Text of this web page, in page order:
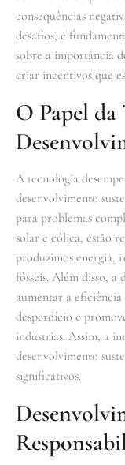
consequências
desafios, é
sobre a importância
criar incentivos que
O Papel
A tecnologia
desenvolvimento
para problemas
solar e eólica, estão
produzimos energia,
fósseis. Além disso,
aumentar a
desperdício e
indústrias. Assim, a
desenvolvimento
significativos.